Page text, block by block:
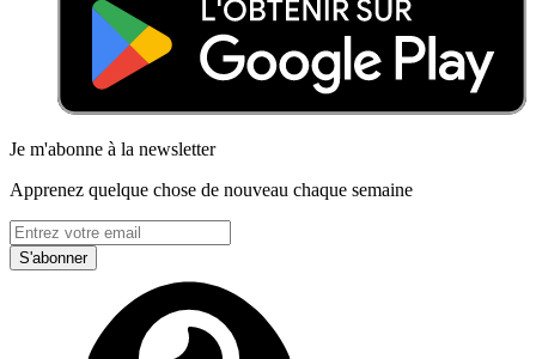
Je m'abonne à la newsletter
Apprenez quelque chose de nouveau chaque semaine
S'abonner